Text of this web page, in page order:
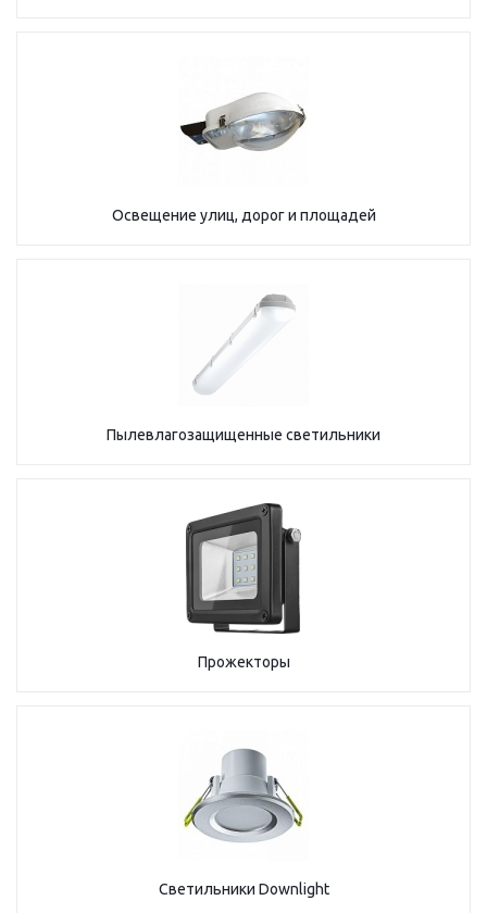
Освещение улиц, дорог и площадей
Пылевлагозащищенные светильники
Прожекторы
Светильники Downlight